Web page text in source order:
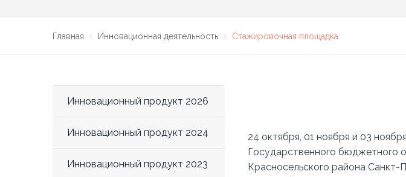
Главная Инновационная деятельность Стажировочная площадка
Инновационный продукт 2026
Инновационный продукт 2024
Инновационный продукт 2023
24 октября, 01 ноября и 03
Государственного бюджетного
Красносельского района